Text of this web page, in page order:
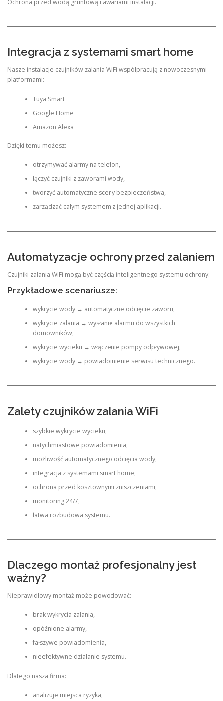
Ochrona przed wodą gruntową i awariami instalacji.
Integracja z systemami smart home
Nasze instalacje czujników zalania WiFi współpracują z nowoczesnymi
platformami:
Tuya Smart
Google Home
Amazon Alexa
Dzięki temu możesz:
otrzymywać alarmy na telefon,
łączyć czujniki z zaworami wody,
tworzyć automatyczne sceny bezpieczeństwa,
zarządzać całym systemem z jednej aplikacji.
Automatyzacje ochrony przed zalaniem
Czujniki zalania WiFi mogą być częścią inteligentnego systemu ochrony:
Przykładowe scenariusze:
wykrycie wody → automatyczne odcięcie zaworu,
wykrycie zalania → wysłanie alarmu do wszystkich
domowników,
wykrycie wycieku → włączenie pompy odpływowej,
wykrycie wody → powiadomienie serwisu technicznego.
Zalety czujników zalania WiFi
szybkie wykrycie wycieku,
natychmiastowe powiadomienia,
możliwość automatycznego odcięcia wody,
integracja z systemami smart home,
ochrona przed kosztownymi zniszczeniami,
monitoring 24/7,
łatwa rozbudowa systemu.
Dlaczego montaż profesjonalny jest
ważny?
Nieprawidłowy montaż może powodować:
brak wykrycia zalania,
opóźnione alarmy,
fałszywe powiadomienia,
nieefektywne działanie systemu.
Dlatego nasza firma:
analizuje miejsca ryzyka,